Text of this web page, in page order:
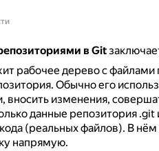
в Git
рабочее дерево с файлами
Обычно его
вносить изменения,
данные репозитория .git
(реальных файлов). В нём
напрямую.